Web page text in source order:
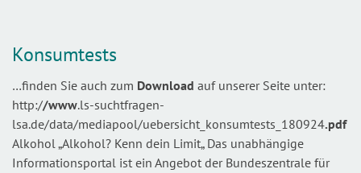
Konsumtests
…finden Sie auch zum Download auf unserer Seite unter:
http://www.ls-suchtfragen-
lsa.de/data/mediapool/uebersicht_konsumtests_180924.pdf
Alkohol „Alkohol? Kenn dein Limit„ Das unabhängige
Informationsportal ist ein Angebot der Bundeszentrale für